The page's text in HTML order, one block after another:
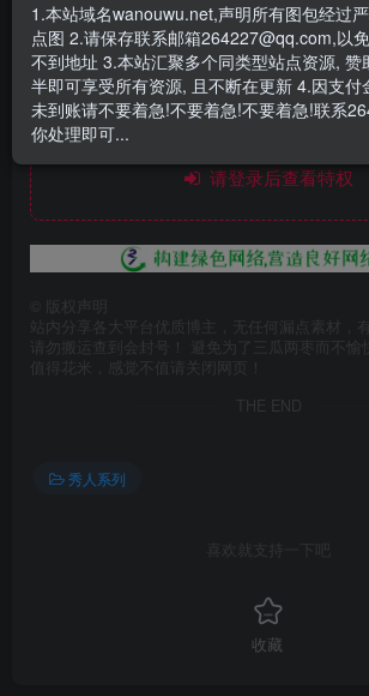
请登录后查看特权
版权声明
站内分享各大平台优质博主，无任何漏点素材，
请勿搬运查到会封号！ 避免为了三瓜两枣而不愉
值得花米，感觉不值请关闭网页！
THE END
秀人系列
喜欢就支持一下吧
收藏
1.本站域名wanouwu.net,声明所有图包经过
点图 2.请保存联系邮箱264227@qq.com,以
不到地址 3.本站汇聚多个同类型站点资源, 赞
半即可享受所有资源, 且不断在更新 4.因支付
未到账请不要着急!不要着急!不要着急!联系
你处理即可...